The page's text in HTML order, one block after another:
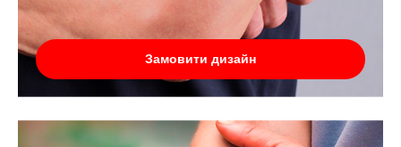
Замовити дизайн